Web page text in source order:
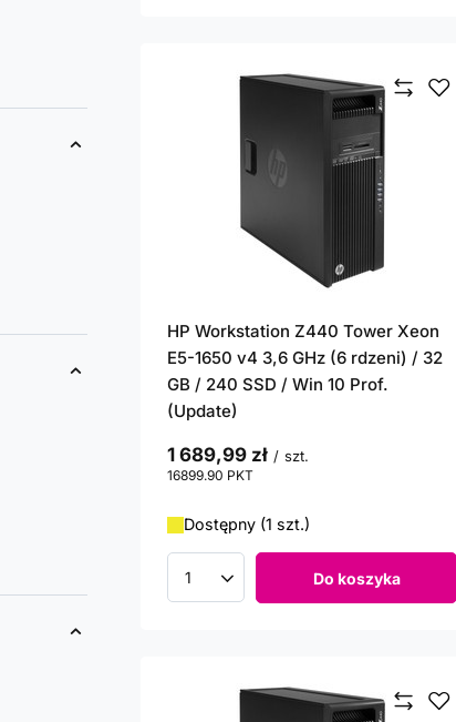
HP Workstation Z440 Tower Xeon
E5-1650 v4 3,6 GHz (6 rdzeni) / 32
GB / 240 SSD / Win 10 Prof.
(Update)
1 689,99 zł / szt.
16899.90 PKT
Dostępny (1 szt.)
Ilość produktów Do koszyka